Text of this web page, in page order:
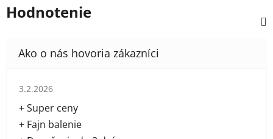
Hodnotenie
Hodnotenie obchodu je 5 z 5 hviezdičiek.
3.2.2026
+ Super ceny
+ Fajn balenie